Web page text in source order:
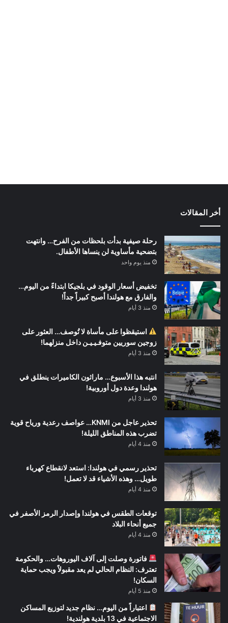
أخر المقالات
رحلة صيفية بدأت بلحظات من الفرح… وانتهت
بتضحية مأساوية لن ينساها الأطفال.
منذ يوم واحد
تخفيض أسعار الوقود في بلجيكا ابتداءً من اليوم…
والفارق مع هولندا أصبح كبيراً جداً!
منذ 3 أيام
استيقظوا على مأساة لا تُوصف… العثور على
زوجين سوريين متوفـيـيـن داخل منزلهما!
منذ 3 أيام
انتبه هذا الأسبوع… ماراثون الكاميرات ينطلق في
هولندا وعدة دول أوروبية!
منذ 3 أيام
تحذير عاجل من KNMI… عواصف رعدية ورياح قوية
تضرب هذه المناطق الليلة!
منذ 4 أيام
تحذير رسمي في هولندا: استعد لانقطاع كهرباء
طويل… وهذه الأشياء قد لا تعمل!
منذ 4 أيام
توقعات الطقس في هولندا وإصدار الرمز الأصفر في
جميع أنحاء البلاد
منذ 4 أيام
فاتورة وصلت إلى آلاف اليوروهات… والحكومة
تعترف: النظام الحالي لم يعد مقبولاً ويجب حماية
السكان!
منذ 5 أيام
اعتباراً من اليوم… نظام جديد لتوزيع المساكن
الاجتماعية في 13 بلدية هولندية!